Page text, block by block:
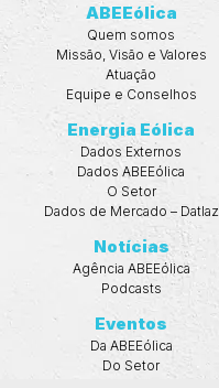
ABEEólica
Quem somos
Missão, Visão e Valores
Atuação
Equipe e Conselhos
Energia Eólica
Dados Externos
Dados ABEEólica
O Setor
Dados de Mercado – Datlaz
Notícias
Agência ABEEólica
Podcasts
Eventos
Da ABEEólica
Do Setor